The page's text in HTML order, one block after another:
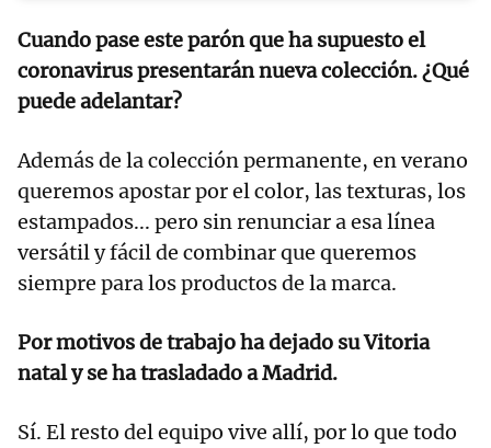
Cuando pase este parón que ha supuesto el
coronavirus presentarán nueva colección. ¿Qué
puede adelantar?
Además de la colección permanente, en verano
queremos apostar por el color, las texturas, los
estampados... pero sin renunciar a esa línea
versátil y fácil de combinar que queremos
siempre para los productos de la marca.
Por motivos de trabajo ha dejado su Vitoria
natal y se ha trasladado a Madrid.
Sí. El resto del equipo vive allí, por lo que todo